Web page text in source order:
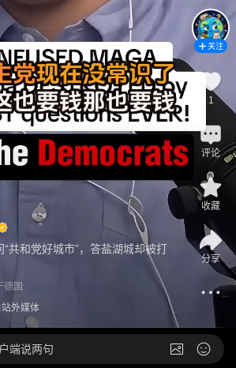
共和党好城市”，答盐湖城却被打
德国
外媒体
关注
1
评论
收藏
分享
端说两句